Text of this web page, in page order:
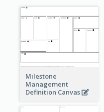
Milestone
Management
Definition Canvas